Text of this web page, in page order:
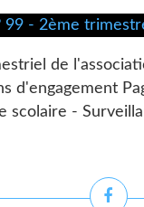
de
d'engagement
scolaire -